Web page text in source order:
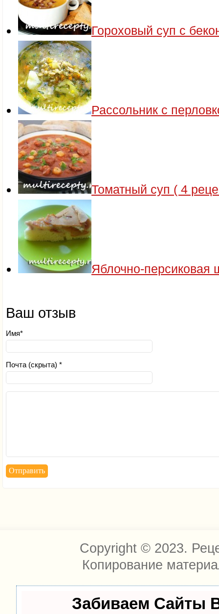
Гороховый суп с
Рассольник с
Томатный суп ( 4
Яблочно-персиковая
Ваш отзыв
Имя*
Почта (скрыта) *
Copyright © 2023.
Копирование
Забиваем